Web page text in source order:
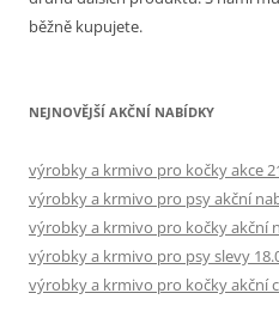
běžně kupujete.
NEJNOVĚJŠÍ AKČNÍ NABÍDKY
výrobky a krmivo pro kočky akce
výrobky a krmivo pro psy akční
výrobky a krmivo pro kočky akční
výrobky a krmivo pro psy slevy
výrobky a krmivo pro kočky akční